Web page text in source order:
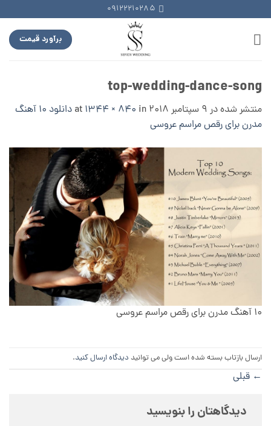
to
content
09122210285
برآورد قیمت
top-wedding-dance-song
منتشر شده در 9 سپتامبر 2018 1344 × 840 in
دانلود ۱۰ آهنگ
مدرن برای رقص مراسم عروسی
۱۰ آهنگ مدرن برای رقص مراسم عروسی
ارسال بازتاب بسته شده است ولی می توانید دیدگاه ارسال کنید.
← قبلی
دیدگاهتان را بنویسید